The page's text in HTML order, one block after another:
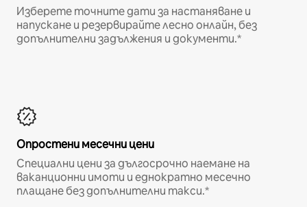
Изберете точните дати за настаняване и
напускане и резервирайте лесно онлайн, без
допълнителни задължения и документи.*
Опростени месечни цени
Специални цени за дългосрочно наемане на
ваканционни имоти и еднократно месечно
плащане без допълнителни такси.*